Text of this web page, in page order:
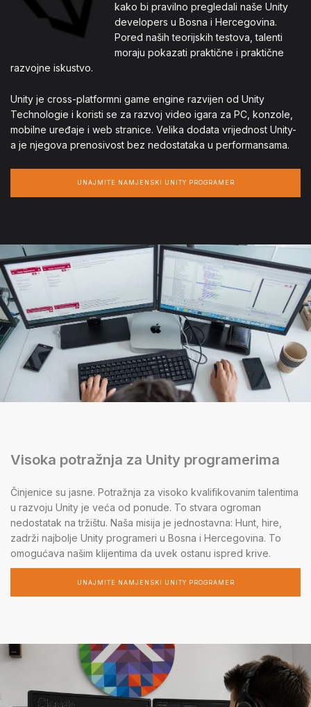
kako bi pravilno pregledali naše Unity
developers u Bosna i Hercegovina.
Pored naših teorijskih testova, talenti
moraju pokazati praktične i praktične
razvojne iskustvo.
Unity je cross-platformni game engine razvijen od Unity
Technologie i koristi se za razvoj video igara za PC, konzole,
mobilne uređaje i web stranice. Velika dodata vrijednost Unity-
a je njegova prenosivost bez nedostataka u performansama.
UNAJMITE NAMJENSKI UNITY PROGRAMER
Visoka potražnja za Unity programerima
Činjenice su jasne. Potražnja za visoko kvalifikovanim talentima
u razvoju Unity je veća od ponude. To stvara ogroman
nedostatak na tržištu. Naša misija je jednostavna: Hunt, hire,
zadrži najbolje Unity programeri u Bosna i Hercegovina. To
omogućava našim klijentima da uvek ostanu ispred krive.
UNAJMITE NAMJENSKI UNITY PROGRAMER